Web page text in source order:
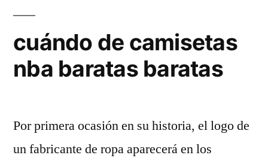
cuándo de camisetas
nba baratas baratas
Por primera ocasión en su historia, el logo de
un fabricante de ropa aparecerá en los